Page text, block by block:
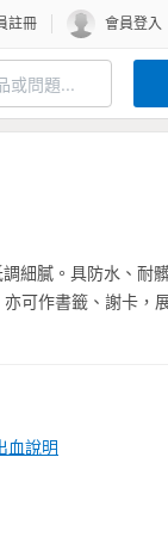
註冊 會員登入
細膩。具防水、耐
可作書籤、謝卡，
血說明